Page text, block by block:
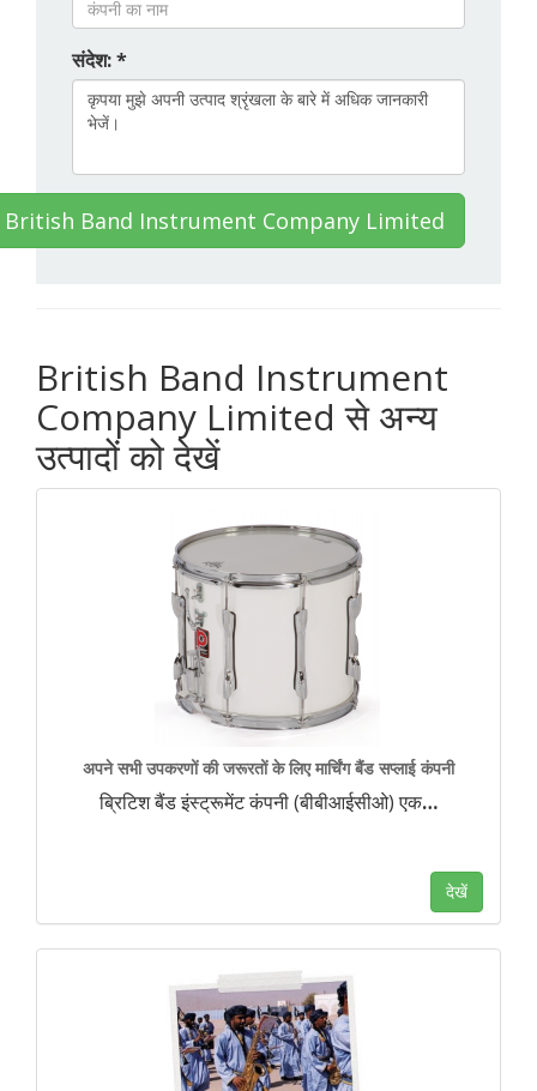
संदेश: *
British Band Instrument Company Limited
British Band Instrument
Company Limited से अन्य
उत्पादों को देखें
अपने सभी उपकरणों की जरूरतों के लिए मार्चिंग बैंड सप्लाई कंपनी
ब्रिटिश बैंड इंस्ट्रूमेंट कंपनी (बीबीआईसीओ) एक…
देखें